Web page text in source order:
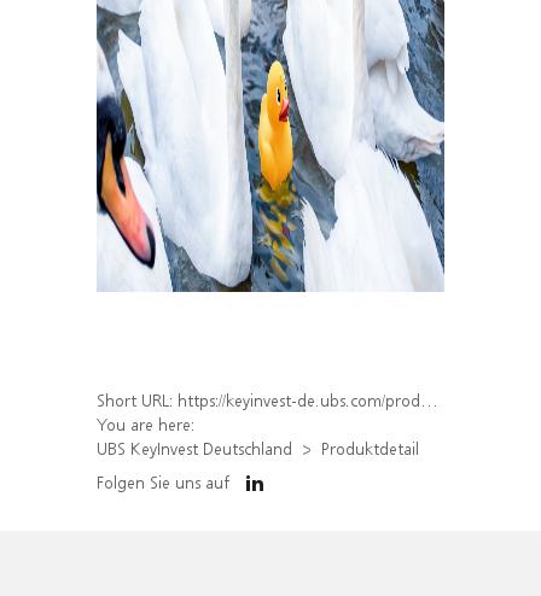
Short URL: https://keyinvest-de.ubs.com/produkt/detail/index/isin/DE000WA61607
You are here:
UBS KeyInvest Deutschland
Produktdetail
Folgen Sie uns auf